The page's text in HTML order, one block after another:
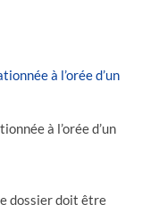
à l’orée d’un
dossier doit être